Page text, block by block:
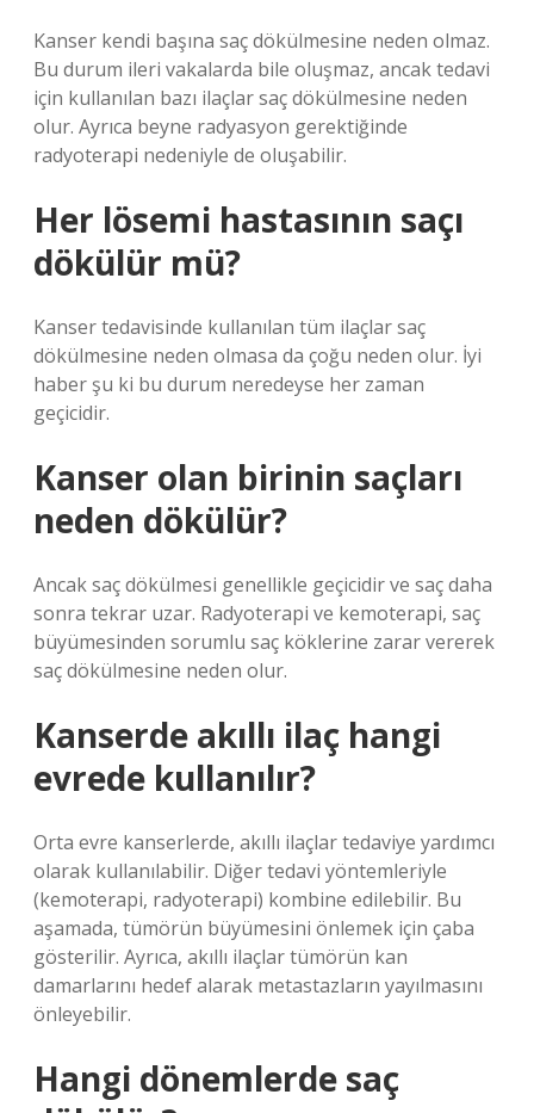
Kanser kendi başına saç dökülmesine neden olmaz.
Bu durum ileri vakalarda bile oluşmaz, ancak tedavi
için kullanılan bazı ilaçlar saç dökülmesine neden
olur. Ayrıca beyne radyasyon gerektiğinde
radyoterapi nedeniyle de oluşabilir.
Her lösemi hastasının saçı
dökülür mü?
Kanser tedavisinde kullanılan tüm ilaçlar saç
dökülmesine neden olmasa da çoğu neden olur. İyi
haber şu ki bu durum neredeyse her zaman
geçicidir.
Kanser olan birinin saçları
neden dökülür?
Ancak saç dökülmesi genellikle geçicidir ve saç daha
sonra tekrar uzar. Radyoterapi ve kemoterapi, saç
büyümesinden sorumlu saç köklerine zarar vererek
saç dökülmesine neden olur.
Kanserde akıllı ilaç hangi
evrede kullanılır?
Orta evre kanserlerde, akıllı ilaçlar tedaviye yardımcı
olarak kullanılabilir. Diğer tedavi yöntemleriyle
(kemoterapi, radyoterapi) kombine edilebilir. Bu
aşamada, tümörün büyümesini önlemek için çaba
gösterilir. Ayrıca, akıllı ilaçlar tümörün kan
damarlarını hedef alarak metastazların yayılmasını
önleyebilir.
Hangi dönemlerde saç